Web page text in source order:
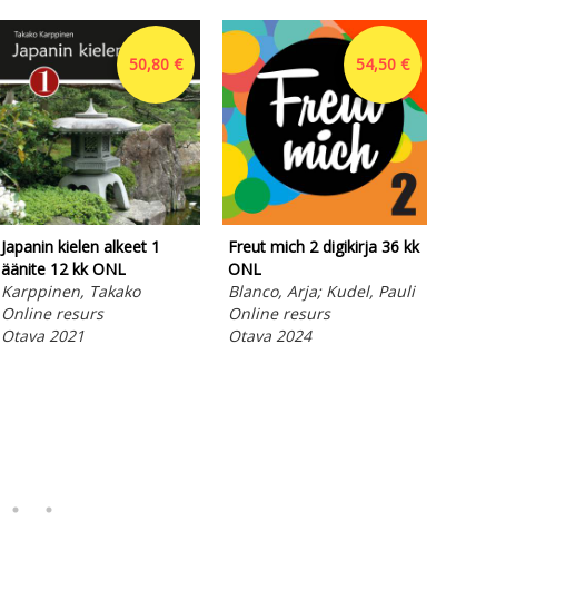
50,80 €
Japanin kielen alkeet 1
äänite 12 kk ONL
Karppinen, Takako
Online resurs
Otava 2021
54,50 €
Freut mich 2 digikirja 36 kk
ONL
Blanco, Arja; Kudel, Pauli
Online resurs
Otava 2024